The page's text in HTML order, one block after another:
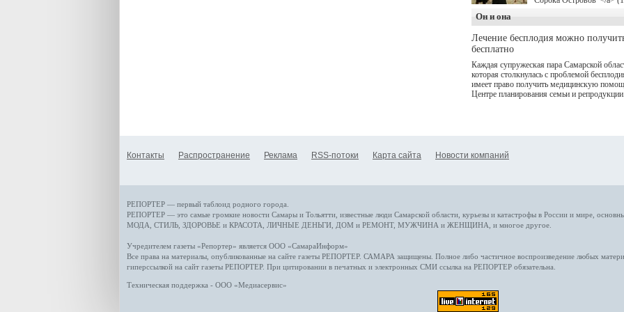
мотивам одноименного
исполнили Артем
Полина Гухман,
Устимова, Олег
Святослав Рогожан,
Режиссер-постановщик
снова здравствуйте!").
Он и она
Лечение бесплодия можно
бесплатно
Каждая супружеская пара Самарской
которая столкнулась с проблемой
имеет право получить медицинскую
Центре планирования семьи и репродукции.
Контакты Распространение Реклама RSS-потоки Карта сайта Новости компаний
РЕПОРТЕР — первый таблоид родного города.
РЕПОРТЕР — это самые громкие новости Самары и Тольятти, известные люди Самарской области, курьезы и катастрофы в России и мире ,
МОДА, СТИЛЬ ЗДОРОВЬЕ и КРАСОТА ЛИЧНЫЕ ДЕНЬГИ ДОМ и РЕМОНТ, МУЖЧИНА и ЖЕНЩИНА , и многое другое
Учредителем газеты «Репортер» является ООО «СамараИнформ»
Все права на материалы, опубликованные на сайте газеты РЕПОРТЕР. САМАРА защищены. Полное либо частичное воспроизведение любых
гиперссылкой на сайт газеты РЕПОРТЕР. При цитировании в печатных и электронных СМИ ссылка на РЕПОРТЕР обязательна.
Техническая поддержка - ООО «Медиасервис»